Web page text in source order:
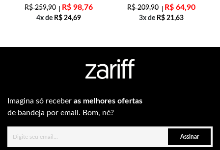
R$259,90 R$ 98,76
4x de R$ 24,69
R$209,90 R$ 64,90
3x de R$ 21,63
Imagina só receber as melhores ofertas
de bandeja por email. Bom, né?
Assinar